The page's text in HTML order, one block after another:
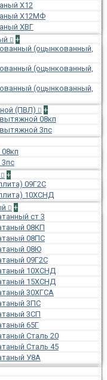
Х12
Х12МФ
ХВГ
+
(оцынкованный,
(оцынкованный,
(оцынкованный,
(ПВЛ)
+
08кп
3пс
+
09Г2С
10ХСНД
+
ст 3
08КП
08ПС
08Ю
09Г2С
10ХСНД
15ХСНД
30ХГСА
3ПС
3СП
65Г
Сталь 20
Сталь 45
У8А